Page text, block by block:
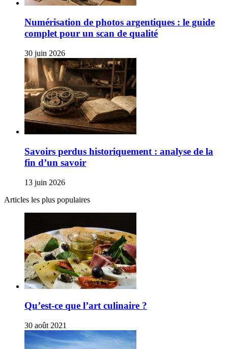
Numérisation de photos argentiques : le guide
complet pour un scan de qualité
30 juin 2026
Savoirs perdus historiquement : analyse de la
fin d’un savoir
13 juin 2026
Articles les plus populaires
Qu’est-ce que l’art culinaire ?
30 août 2021